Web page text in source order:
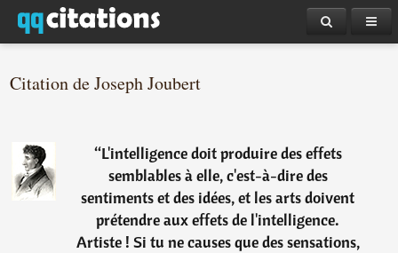
Citation de Joseph Joubert
“L'intelligence doit produire des effets
semblables à elle, c'est-à-dire des
sentiments et des idées, et les arts doivent
prétendre aux effets de l'intelligence.
Artiste ! Si tu ne causes que des sensations,